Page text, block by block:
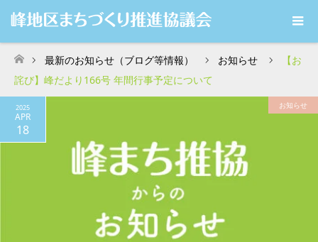
ホーム
最新のお知らせ（ブログ等情報） お知らせ
【お
詫び】峰だより166号 年間行事予定について
2025
APR
18
お知らせ